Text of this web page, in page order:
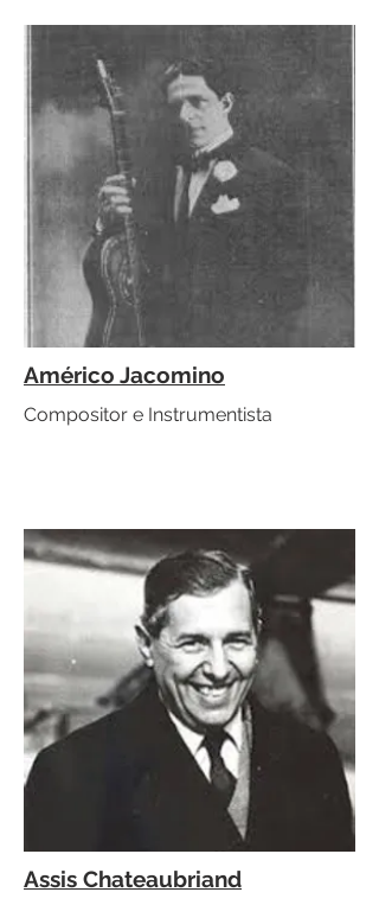
Américo Jacomino
Compositor e Instrumentista
Assis Chateaubriand